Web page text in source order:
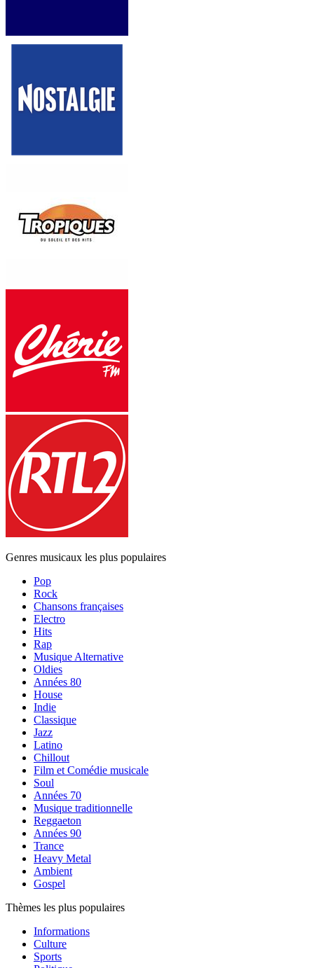
Genres musicaux les plus populaires
Pop
Rock
Chansons françaises
Electro
Hits
Rap
Musique Alternative
Oldies
Années 80
House
Indie
Classique
Jazz
Latino
Chillout
Film et Comédie musicale
Soul
Années 70
Musique traditionnelle
Reggaeton
Années 90
Trance
Heavy Metal
Ambient
Gospel
Thèmes les plus populaires
Informations
Culture
Sports